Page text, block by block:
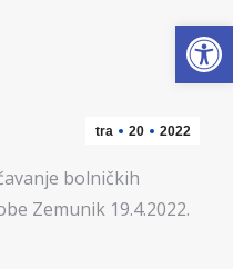
tra 20 2022
bolničkih
Zemunik 19.4.2022.